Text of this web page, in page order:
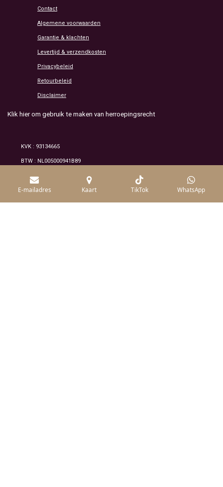
Contact
Algemene voorwaarden
Garantie & klachten
Levertijd & verzendkosten
Privacybeleid
Retourbeleid
Disclaimer
Klik hier om gebruik te maken van herroepingsrecht
KVK : 93134665
BTW : NL005000941B89
© 2026 Alle rechten voorbehouden /mineraluxe
E-mailadres Kaart TikTok WhatsApp